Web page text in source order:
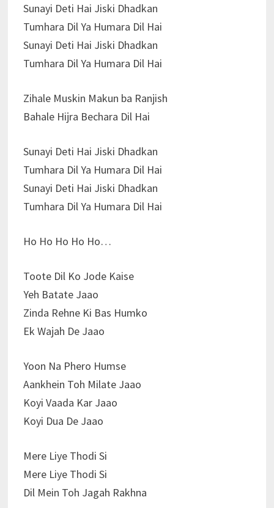
Sunayi Deti Hai Jiski Dhadkan
Tumhara Dil Ya Humara Dil Hai
Sunayi Deti Hai Jiski Dhadkan
Tumhara Dil Ya Humara Dil Hai
Zihale Muskin Makun ba Ranjish
Bahale Hijra Bechara Dil Hai
Sunayi Deti Hai Jiski Dhadkan
Tumhara Dil Ya Humara Dil Hai
Sunayi Deti Hai Jiski Dhadkan
Tumhara Dil Ya Humara Dil Hai
Ho Ho Ho Ho Ho…
Toote Dil Ko Jode Kaise
Yeh Batate Jaao
Zinda Rehne Ki Bas Humko
Ek Wajah De Jaao
Yoon Na Phero Humse
Aankhein Toh Milate Jaao
Koyi Vaada Kar Jaao
Koyi Dua De Jaao
Mere Liye Thodi Si
Mere Liye Thodi Si
Dil Mein Toh Jagah Rakhna